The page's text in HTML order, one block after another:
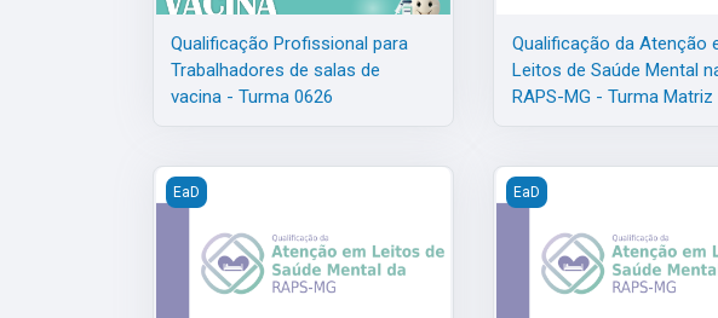
Qualificação Profissional para
Trabalhadores de salas de
vacina - Turma 0626
Qualificação da Atenção
Leitos de Saúde Mental
RAPS-MG - Turma Matriz
Qualificação da Atenção em Leitos de Saúde Mental na RAPS-MG -
EaD Qualificação da Atenção
EaD